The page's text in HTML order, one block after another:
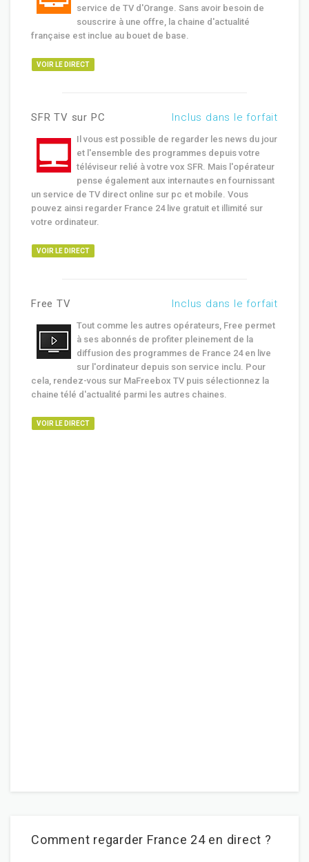
service de TV d'Orange. Sans avoir besoin de
souscrire à une offre, la chaine d'actualité
française est inclue au bouet de base.
VOIR LE DIRECT
SFR TV sur PC Inclus dans le forfait
Il vous est possible de regarder les news du jour
et l'ensemble des programmes depuis votre
téléviseur relié à votre vox SFR. Mais l'opérateur
pense également aux internautes en fournissant
un service de TV direct online sur pc et mobile. Vous
pouvez ainsi regarder France 24 live gratuit et illimité sur
votre ordinateur.
VOIR LE DIRECT
Free TV Inclus dans le forfait
Tout comme les autres opérateurs, Free permet
à ses abonnés de profiter pleinement de la
diffusion des programmes de France 24 en live
sur l'ordinateur depuis son service inclu. Pour
cela, rendez-vous sur MaFreebox TV puis sélectionnez la
chaine télé d'actualité parmi les autres chaines.
VOIR LE DIRECT
Comment regarder France 24 en direct ?